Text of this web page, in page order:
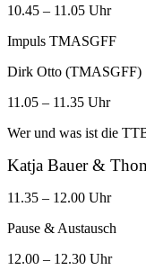
10.45 – 11.05 Uhr
Impuls TMASGFF
Dirk Otto (TMASGFF)
11.05 – 11.35 Uhr
Wer und was ist die
Katja Bauer &
11.35 – 12.00 Uhr
Pause & Austausch
12.00 – 12.30 Uhr